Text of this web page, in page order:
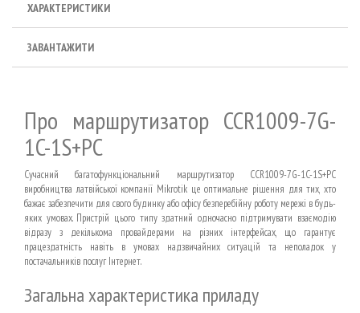
ХАРАКТЕРИСТИКИ
ЗАВАНТАЖИТИ
Про маршрутизатор CCR1009-7G-
1C-1S+PC
Сучасний багатофункціональний маршрутизатор CCR1009-7G-1C-1S+PC
виробництва латвійської компанії Mikrotik це оптимальне рішення для тих, хто
бажає забезпечити для свого будинку або офісу безперебійну роботу мережі в будь-
яких умовах. Пристрій цього типу здатний одночасно підтримувати взаємодію
відразу з декількома провайдерами на різних інтерфейсах, що гарантує
працездатність навіть в умовах надзвичайних ситуацій та неполадок у
постачальників послуг Інтернет.
Загальна характеристика приладу